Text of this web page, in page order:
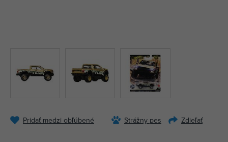
Pridať medzi obľúbené Strážny pes Zdieľať